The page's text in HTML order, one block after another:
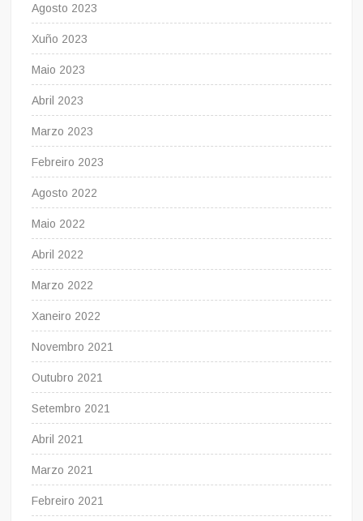
Agosto 2023
Xuño 2023
Maio 2023
Abril 2023
Marzo 2023
Febreiro 2023
Agosto 2022
Maio 2022
Abril 2022
Marzo 2022
Xaneiro 2022
Novembro 2021
Outubro 2021
Setembro 2021
Abril 2021
Marzo 2021
Febreiro 2021